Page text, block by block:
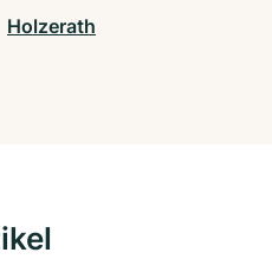
Holzerath